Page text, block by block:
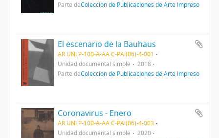
Parte deColección de Publicaciones de Arte Impreso
El escenario de la Bauhaus
AR UNLP-100-A-AA C-PAI(06)-4-001
Unidad documental simple
2018
Parte deColección de Publicaciones de Arte Impreso
Coronavirus - Enero
AR UNLP-100-A-AA C-PAI(06)-4-003
Unidad documental simple
2020